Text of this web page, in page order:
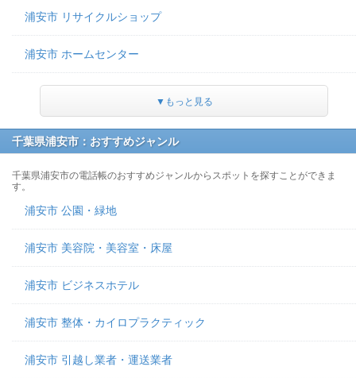
浦安市 リサイクルショップ
浦安市 ホームセンター
▼もっと見る
千葉県浦安市：おすすめジャンル
千葉県浦安市の電話帳のおすすめジャンルからスポットを探すことができま
す。
浦安市 公園・緑地
浦安市 美容院・美容室・床屋
浦安市 ビジネスホテル
浦安市 整体・カイロプラクティック
浦安市 引越し業者・運送業者